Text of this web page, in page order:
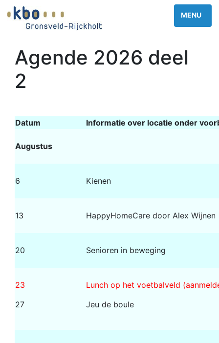
Agende 2026 deel
2
Datum Informatie over locatie onder
Augustus
6 Kienen
13 HappyHomeCare door Alex Wijnen
20 Senioren in beweging
23
27
Lunch op het voetbalveld
Jeu de boule